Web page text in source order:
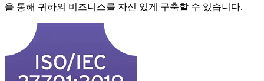
을 통해 귀하의 비즈니스를 자신 있게 구축할 수 있습니다.